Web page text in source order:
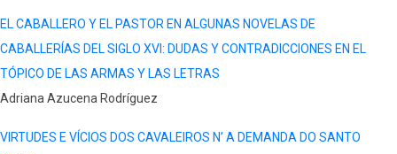
EL CABALLERO Y EL PASTOR EN ALGUNAS NOVELAS DE
CABALLERÍAS DEL SIGLO XVI: DUDAS Y CONTRADICCIONES EN EL
TÓPICO DE LAS ARMAS Y LAS LETRAS
Adriana Azucena Rodríguez
VIRTUDES E VÍCIOS DOS CAVALEIROS N’ A DEMANDA DO SANTO